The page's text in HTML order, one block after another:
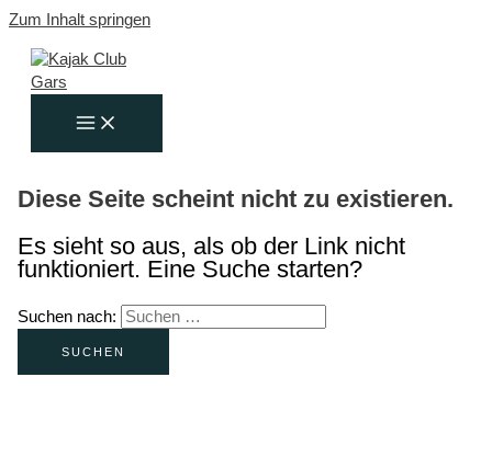
Zum Inhalt springen
Diese Seite scheint nicht zu existieren.
Es sieht so aus, als ob der Link nicht
funktioniert. Eine Suche starten?
Suchen nach: